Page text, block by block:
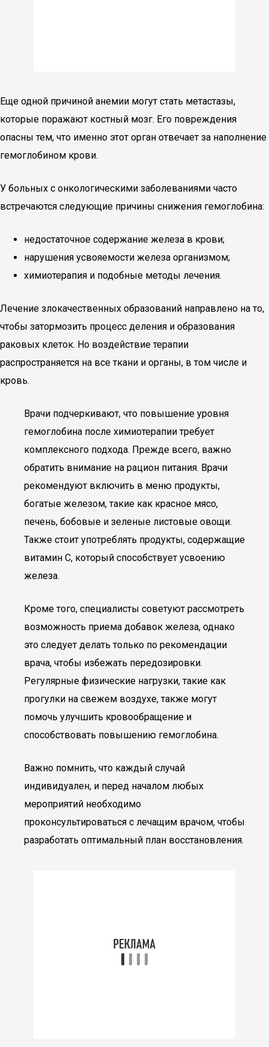
Еще одной причиной анемии могут стать метастазы,
которые поражают костный мозг. Его повреждения
опасны тем, что именно этот орган отвечает за наполнение
гемоглобином крови.
У больных с онкологическими заболеваниями часто
встречаются следующие причины снижения гемоглобина:
недостаточное содержание железа в крови;
нарушения усвояемости железа организмом;
химиотерапия и подобные методы лечения.
Лечение злокачественных образований направлено на то,
чтобы затормозить процесс деления и образования
раковых клеток. Но воздействие терапии
распространяется на все ткани и органы, в том числе и
кровь.
Врачи подчеркивают, что повышение уровня
гемоглобина после химиотерапии требует
комплексного подхода. Прежде всего, важно
обратить внимание на рацион питания. Врачи
рекомендуют включить в меню продукты,
богатые железом, такие как красное мясо,
печень, бобовые и зеленые листовые овощи.
Также стоит употреблять продукты, содержащие
витамин C, который способствует усвоению
железа.
Кроме того, специалисты советуют рассмотреть
возможность приема добавок железа, однако
это следует делать только по рекомендации
врача, чтобы избежать передозировки.
Регулярные физические нагрузки, такие как
прогулки на свежем воздухе, также могут
помочь улучшить кровообращение и
способствовать повышению гемоглобина.
Важно помнить, что каждый случай
индивидуален, и перед началом любых
мероприятий необходимо
проконсультироваться с лечащим врачом, чтобы
разработать оптимальный план восстановления.